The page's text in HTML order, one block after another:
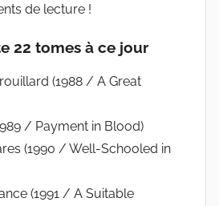
de lecture !
22 tomes à ce jour
(1988 / A Great
/ Payment in Blood)
(1990 / Well-Schooled in
(1991 / A Suitable